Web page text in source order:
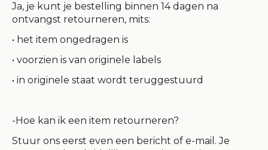
Ja, je kunt je bestelling binnen 14 dagen na
ontvangst retourneren, mits:
• het item ongedragen is
• voorzien is van originele labels
• in originele staat wordt teruggestuurd
-Hoe kan ik een item retourneren?
Stuur ons eerst even een bericht of e-mail. Je